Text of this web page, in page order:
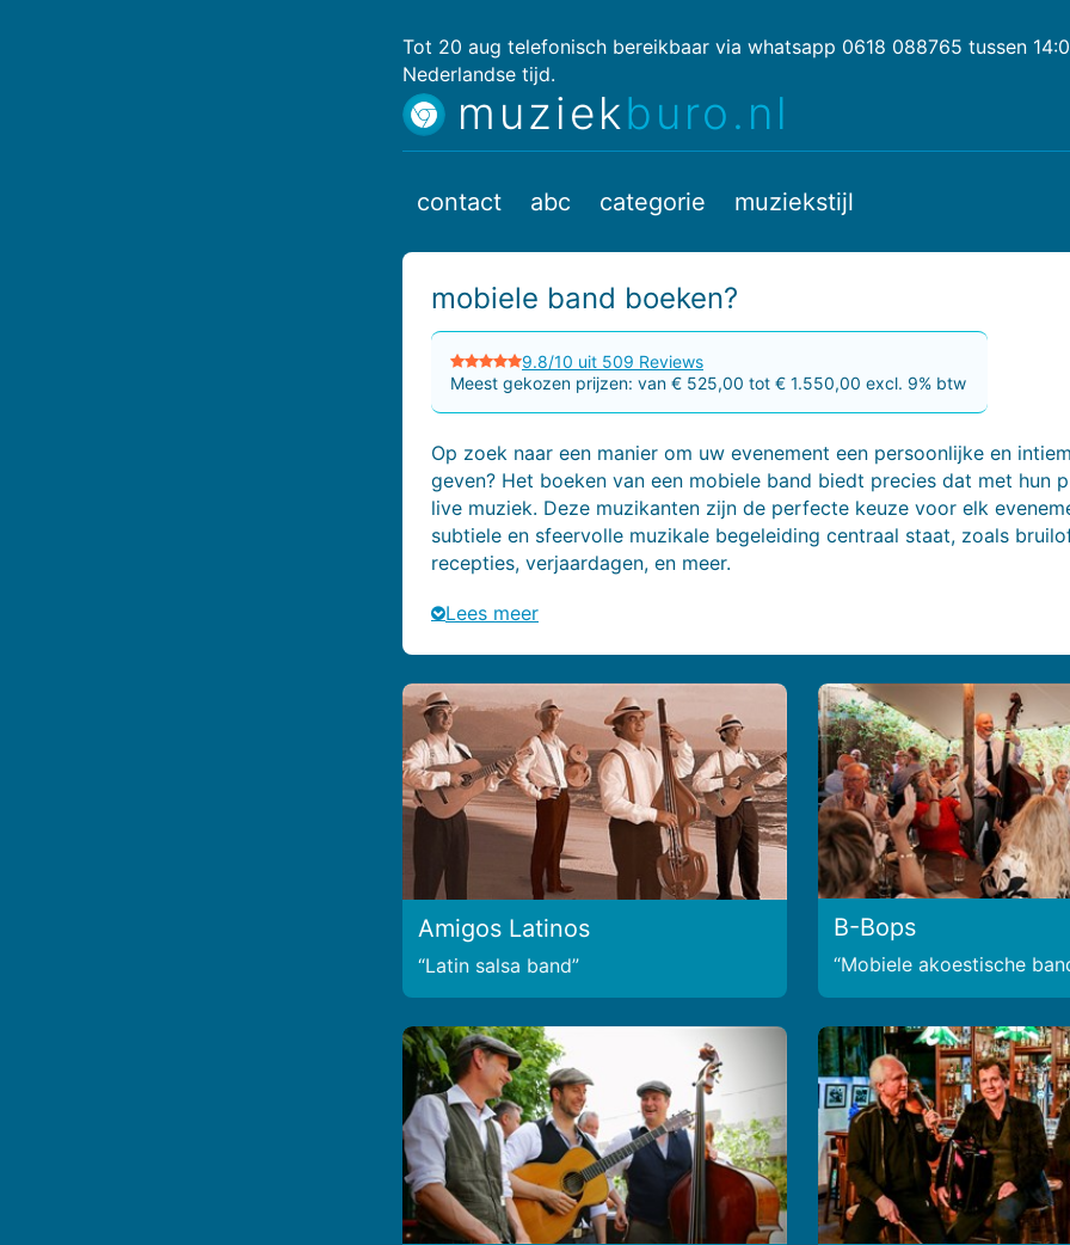
Tot 20 aug telefonisch bereikbaar via whatsapp 0618 088765 tussen
Nederlandse tijd.
muziekburo.nl
mobiele band boeken?
9.8/10 uit 509 Reviews
Meest gekozen prijzen: van € 525,00 tot € 1.550,00 excl. 9% btw
Op zoek naar een manier om uw evenement een persoonlijke en
geven? Het boeken van een mobiele band biedt precies dat met hun
live muziek. Deze muzikanten zijn de perfecte keuze voor elk
subtiele en sfeervolle muzikale begeleiding centraal staat, zoals
recepties, verjaardagen, en meer.
Lees meer
Amigos Latinos
Latin salsa band
B-Bops
Mobiele akoestische
contact abc categorie muziekstijl